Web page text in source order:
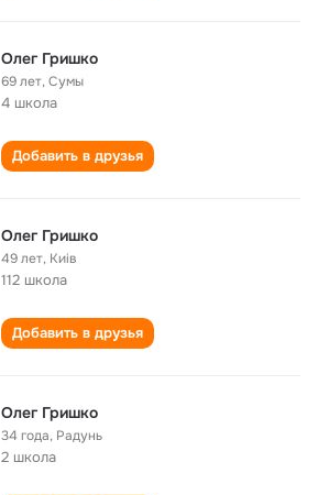
Олег Гришко
69 лет,Сумы
4 школа
Добавить в друзья
Олег Гришко
49 лет, Киiв
112 школа
Добавить в друзья
Олег Гришко
34 года, Радунь
2 школа